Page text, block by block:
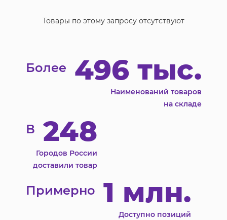
Товары по этому запросу отсутствуют
Более 496 тыс.
Наименований товаров
на складе
В 248
Городов России
доставили товар
Примерно 1 млн.
Доступно позиций